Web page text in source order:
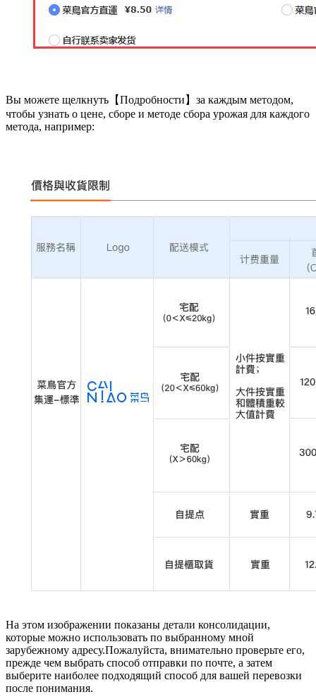
Вы можете щелкнуть【Подробности】за каждым методом,
чтобы узнать о цене, сборе и методе сбора урожая для каждого
метода, например:
На этом изображении показаны детали консолидации,
которые можно использовать по выбранному мной
зарубежному адресу.Пожалуйста, внимательно проверьте его,
прежде чем выбрать способ отправки по почте, а затем
выберите наиболее подходящий способ для вашей перевозки
после понимания.